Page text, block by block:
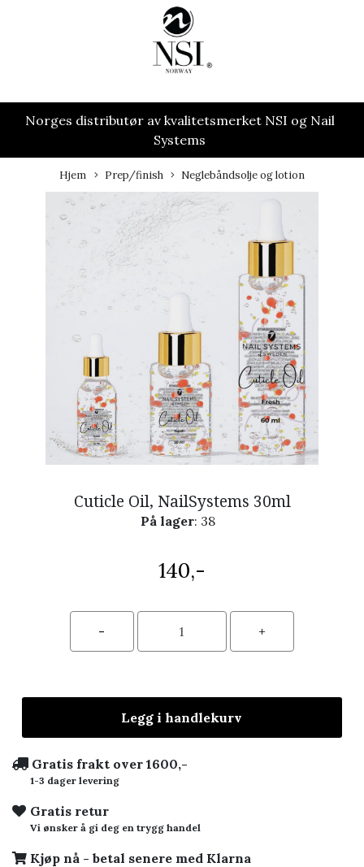
Norges distributør av kvalitetsmerket NSI og Nail
Systems
Hjem Prep/finish Neglebåndsolje og lotion
Cuticle Oil, NailSystems 30ml
På lager: 38
140,-
Legg i handlekurv
Gratis frakt over 1600,-
1-3 dager levering
Gratis retur
Vi ønsker å gi deg en trygg handel
Kjøp nå - betal senere med Klarna